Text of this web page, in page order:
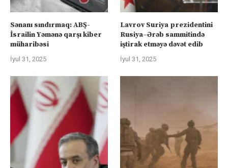
Sənanı sındırmaq: ABŞ-
İsrailin Yəmənə qarşı kiber
müharibəsi
İyul 31, 2025
Lavrov Suriya prezidentini
Rusiya–Ərəb sammitində
iştirak etməyə dəvət edib
İyul 31, 2025